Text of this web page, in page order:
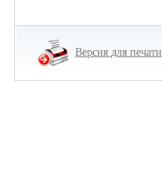
Версия для печати